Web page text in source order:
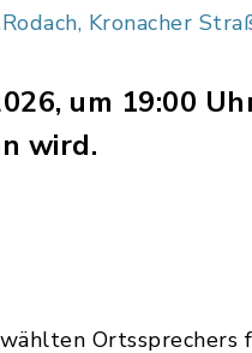
Kronacher
um 19:00
wird.